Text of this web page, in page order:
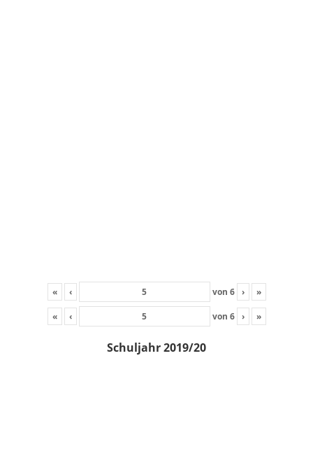
« ‹ von 6 › »
« ‹ von 6 › »
Schuljahr 2019/20